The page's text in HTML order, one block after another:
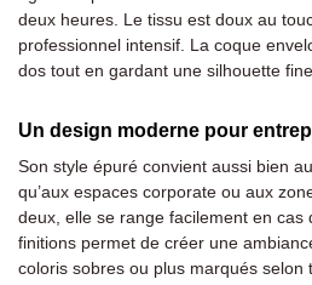
deux heures. Le tissu est doux au
professionnel intensif. La coque
dos tout en gardant une silhouette
Un design moderne pour
Son style épuré convient aussi bien
qu’aux espaces corporate ou aux
deux, elle se range facilement en cas
finitions permet de créer une
coloris sobres ou plus marqués selon